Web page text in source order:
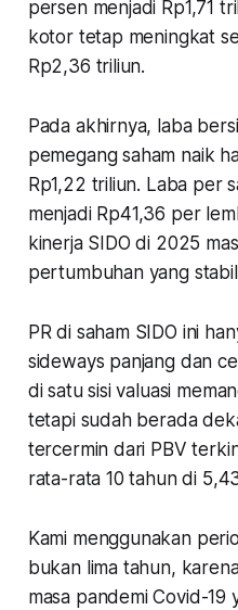
persen menjadi Rp1,71
kotor tetap meningkat
Rp2,36 triliun.
Pada akhirnya, laba
pemegang saham naik
Rp1,22 triliun. Laba per
menjadi Rp41,36 per
kinerja SIDO di 2025
pertumbuhan yang
PR di saham SIDO ini
sideways panjang dan
di satu sisi valuasi
tetapi sudah berada
tercermin dari PBV
rata-rata 10 tahun di
Kami menggunakan
bukan lima tahun,
masa pandemi Covid-19